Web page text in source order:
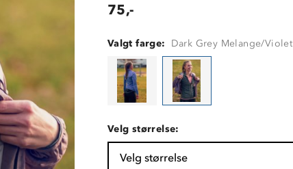
75,-
Valgt farge: Dark Grey Melange/Violet
Velg størrelse:
Velg størrelse